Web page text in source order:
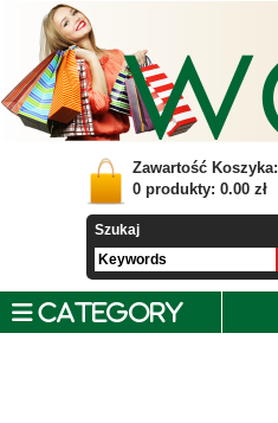
Zawartość Koszyka:
0 produkty: 0.00 zł
Szukaj
CATEGORY